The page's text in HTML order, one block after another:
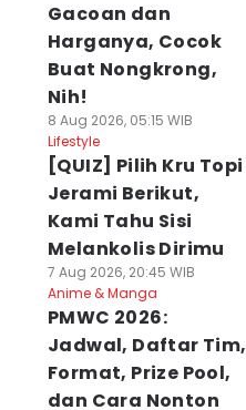
Gacoan dan
Harganya, Cocok
Buat Nongkrong,
Nih!
8 Aug 2026, 05:15 WIB
Lifestyle
[QUIZ] Pilih Kru Topi
Jerami Berikut,
Kami Tahu Sisi
Melankolis Dirimu
7 Aug 2026, 20:45 WIB
Anime & Manga
PMWC 2026:
Jadwal, Daftar Tim,
Format, Prize Pool,
dan Cara Nonton